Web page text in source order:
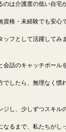
のは介護度の低い自宅
資格・未経験でも安心
ッフとして活躍してみ
会話のキャッチボール
でしたら、無理なく慣
ジし、少しずつスキル
なるまで、私たちがし